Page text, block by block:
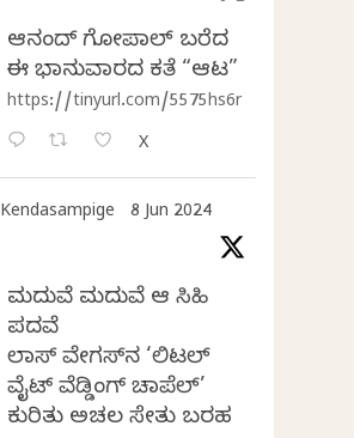
ಆನಂದ್‌ ಗೋಪಾಲ್‌ ಬರೆದ
ಈ ಭಾನುವಾರದ ಕತೆ “ಆಟ”
https://tinyurl.com/5575hs6r
X
Kendasampige 8 Jun 2024
ಮದುವೆ ಮದುವೆ ಆ ಸಿಹಿ
ಪದವೆ
ಲಾಸ್‌ ವೇಗಸ್‌ನ ‘ಲಿಟಲ್
ವೈಟ್ ವೆಡ್ಡಿಂಗ್ ಚಾಪೆಲ್’
ಕುರಿತು ಅಚಲ ಸೇತು ಬರಹ